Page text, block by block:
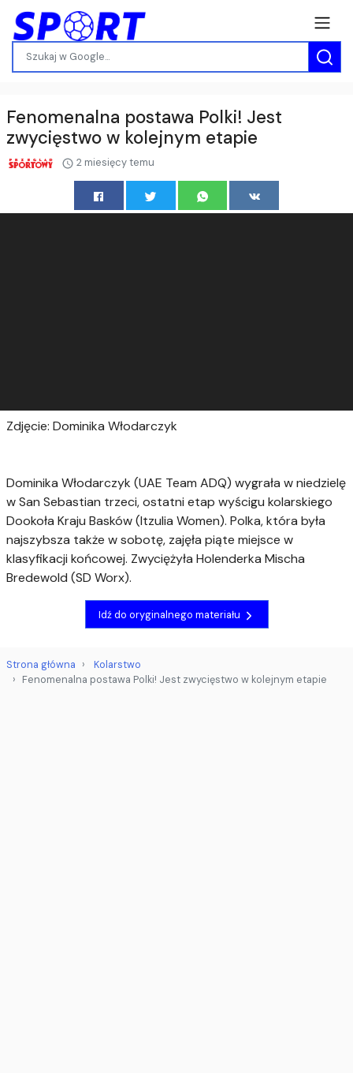
Fenomenalna postawa Polki! Jest
zwycięstwo w kolejnym etapie
2 miesięcy temu
Zdjęcie: Dominika Włodarczyk
Dominika Włodarczyk (UAE Team ADQ) wygrała w niedzielę
w San Sebastian trzeci, ostatni etap wyścigu kolarskiego
Dookoła Kraju Basków (Itzulia Women). Polka, która była
najszybsza także w sobotę, zajęła piąte miejsce w
klasyfikacji końcowej. Zwyciężyła Holenderka Mischa
Bredewold (SD Worx).
Idź do oryginalnego materiału
Strona główna
Kolarstwo
Fenomenalna postawa Polki! Jest zwycięstwo w kolejnym etapie